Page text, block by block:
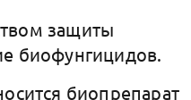
защиты
биофунгицидов.
биопрепарат